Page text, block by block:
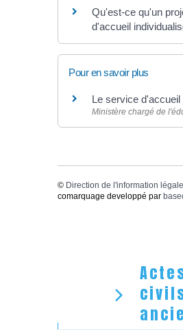
Qu'est-ce qu'un
d'accueil
Pour en savoir plus
Le service d'accueil
Ministère chargé de
© Direction de l'information
comarquage developpé par